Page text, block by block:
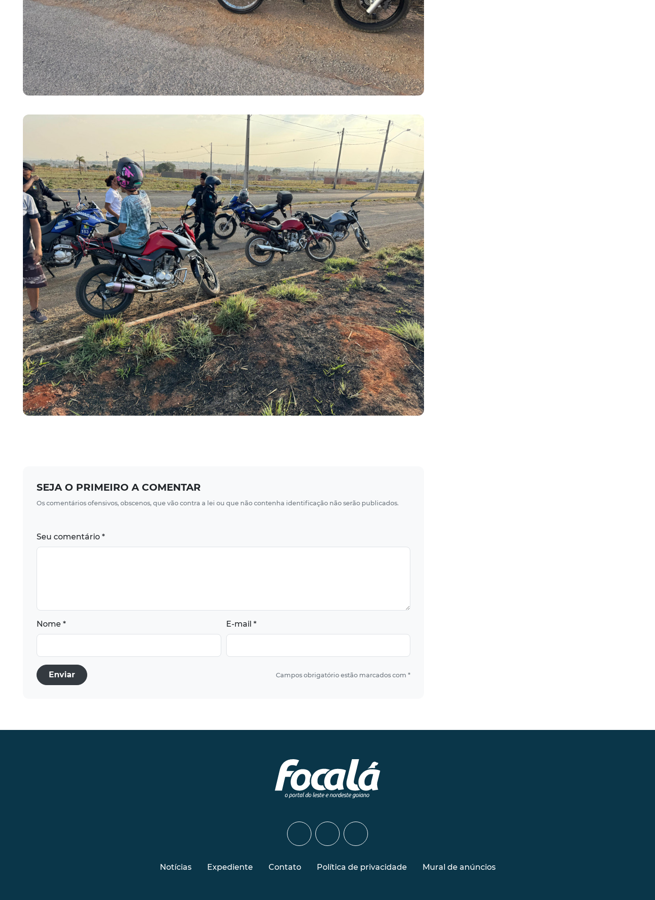
SEJA O PRIMEIRO A COMENTAR
Os comentários ofensivos, obscenos, que vão contra a lei ou que não contenha identificação não serão publicados.
Seu comentário *
Nome * E-mail *
Enviar Campos obrigatório estão marcados com *
Notícias Expediente Contato Política de privacidade Mural de anúncios